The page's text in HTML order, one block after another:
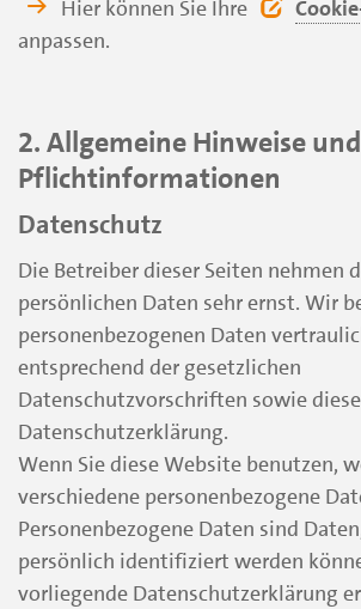
Hier können Sie Ihre
anpassen.
2. Allgemeine Hinweise und
Pflichtinformationen
Datenschutz
Die Betreiber dieser Seiten nehmen
persönlichen Daten sehr ernst. Wir
personenbezogenen Daten
entsprechend der gesetzlichen
Datenschutzvorschriften sowie
Datenschutzerklärung.
Wenn Sie diese Website benutzen,
verschiedene personenbezogene
Personenbezogene Daten sind
persönlich identifiziert werden
vorliegende Datenschutzerklärung